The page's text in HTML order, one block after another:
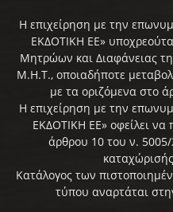
Η επιχείρηση με την
ΕΚΔΟΤΙΚΗ ΕΕ»
Μητρώων και Διαφάνειας
Μ.Η.Τ., οποιαδήποτε
με τα οριζόμενα στο
Η επιχείρηση με την
ΕΚΔΟΤΙΚΗ ΕΕ» οφείλει να
άρθρου 10 του ν. 5005/
Κατάλογος των
τύπου αναρτάται